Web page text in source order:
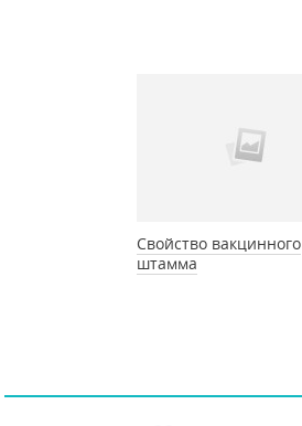
Свойство вакцинного
штамма